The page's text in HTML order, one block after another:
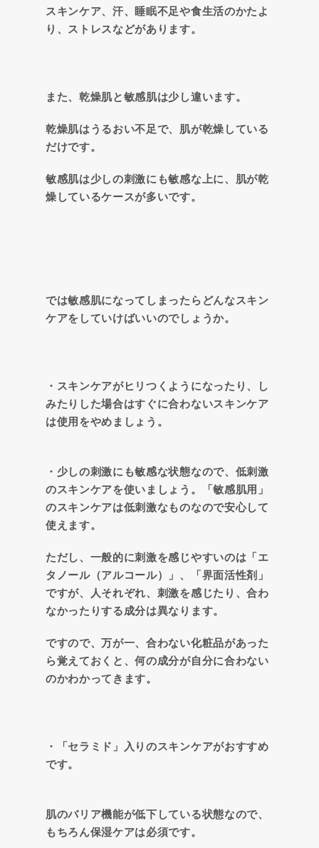
スキンケア、汗、睡眠不足や食生活のかたよ
り、ストレスなどがあります。
また、乾燥肌と敏感肌は少し違います。
乾燥肌はうるおい不足で、肌が乾燥している
だけです。
敏感肌は少しの刺激にも敏感な上に、肌が乾
燥しているケースが多いです。
では敏感肌になってしまったらどんなスキン
ケアをしていけばいいのでしょうか。
・スキンケアがヒリつくようになったり、し
みたりした場合はすぐに合わないスキンケア
は使用をやめましょう。
・少しの刺激にも敏感な状態なので、低刺激
のスキンケアを使いましょう。「敏感肌用」
のスキンケアは低刺激なものなので安心して
使えます。
ただし、一般的に刺激を感じやすいのは「エ
タノール（アルコール）」、「界面活性剤」
ですが、人それぞれ、刺激を感じたり、合わ
なかったりする成分は異なります。
ですので、万が一、合わない化粧品があった
ら覚えておくと、何の成分が自分に合わない
のかわかってきます。
・「セラミド」入りのスキンケアがおすすめ
です。
肌のバリア機能が低下している状態なので、
もちろん保湿ケアは必須です。